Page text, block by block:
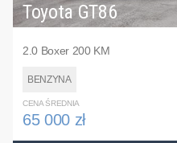
Toyota GT86
2.0 Boxer 200 KM
BENZYNA
CENA ŚREDNIA
65 000 zł